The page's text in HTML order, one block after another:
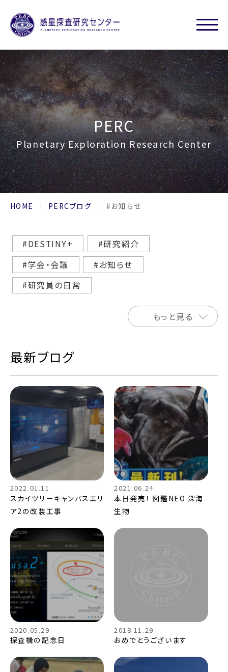
PERC
Planetary Exploration Research Center
HOME PERCブログ #お知らせ
#DESTINY+
#研究紹介
#学会・会議
#お知らせ
#研究員の日常
もっと見る
最新ブログ
2022.01.11
スカイツリーキャンパスエリ
ア2の改装工事
2021.06.24
本日発売！ 図鑑NEO 深海
生物
2020.05.29
探査機の記念日
2018.11.29
おめでとうございます